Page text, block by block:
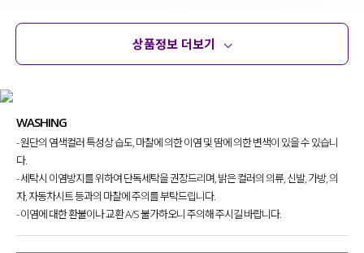
상품정보 더보기
WASHING
- 원단의 염색컬러 특성상 습도, 마찰에 의한 이염 및 땀에 의한 변색이 있을 수 있습니
다.
- 세탁시 이염방지를 위하여 단독세탁을 권장드리며, 밝은 컬러의 의류, 신발, 가방, 의
자, 자동차시트 등과의 마찰에 주의를 부탁드립니다.
- 이염에 대한 환불이나 교환 A/S 불가하오니 주의해 주시길 바랍니다.